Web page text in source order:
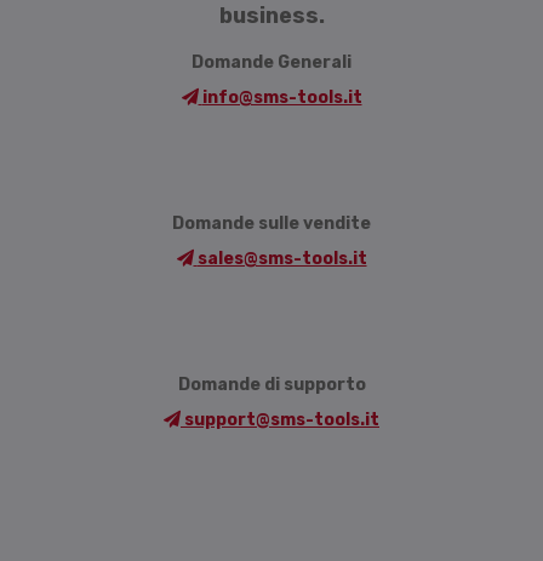
business.
Domande Generali
info@sms-tools.it
Domande sulle vendite
sales@sms-tools.it
Domande di supporto
support@sms-tools.it